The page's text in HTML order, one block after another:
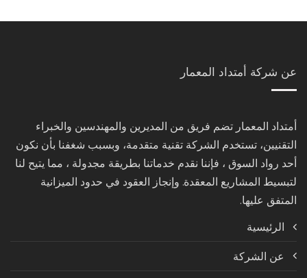
عن شركة أمتداد المعمار
أمتداد المعمار تضم فريق من المديرين والمهندسين والخبراء
التقنيين، تستخدم الشركة تقنية متقدمة، وبسبب شغفنا بأن نكون
أحد رواد السوق ، فإننا نقدم خدماتنا بطريقة مجدولة ، مما يتيح لنا
لتبسيط المشاريع المعقدة. وإنجاز العقود في حدود الميزانية
المتفق عليها.
الرئيسية
عن الشركة